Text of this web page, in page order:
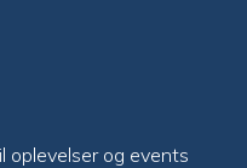
oplevelser og events